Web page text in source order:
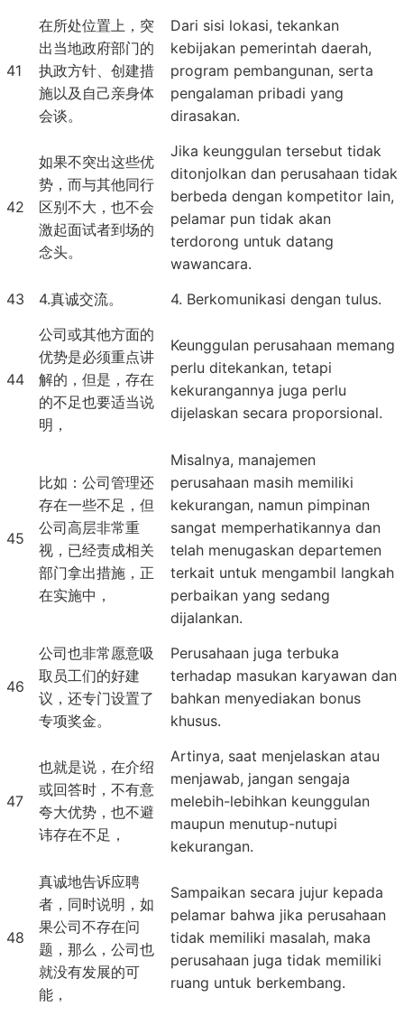
41
在所处位置上，突
出当地政府部门的
执政方针、创建措
施以及自己亲身体
会谈。
Dari sisi lokasi, tekankan
kebijakan pemerintah daerah,
program pembangunan, serta
pengalaman pribadi yang
dirasakan.
42
如果不突出这些优
势，而与其他同行
区别不大，也不会
激起面试者到场的
念头。
Jika keunggulan tersebut tidak
ditonjolkan dan perusahaan tidak
berbeda dengan kompetitor lain,
pelamar pun tidak akan
terdorong untuk datang
wawancara.
43
4.真诚交流。 4. Berkomunikasi dengan tulus.
44
公司或其他方面的
优势是必须重点讲
解的，但是，存在
的不足也要适当说
明，
Keunggulan perusahaan memang
perlu ditekankan, tetapi
kekurangannya juga perlu
dijelaskan secara proporsional.
45
比如：公司管理还
存在一些不足，但
公司高层非常重
视，已经责成相关
部门拿出措施，正
在实施中，
Misalnya, manajemen
perusahaan masih memiliki
kekurangan, namun pimpinan
sangat memperhatikannya dan
telah menugaskan departemen
terkait untuk mengambil langkah
perbaikan yang sedang
dijalankan.
46
公司也非常愿意吸
取员工们的好建
议，还专门设置了
专项奖金。
Perusahaan juga terbuka
terhadap masukan karyawan dan
bahkan menyediakan bonus
khusus.
47
也就是说，在介绍
或回答时，不有意
夸大优势，也不避
讳存在不足，
Artinya, saat menjelaskan atau
menjawab, jangan sengaja
melebih-lebihkan keunggulan
maupun menutup-nutupi
kekurangan.
48
真诚地告诉应聘
者，同时说明，如
果公司不存在问
题，那么，公司也
就没有发展的可
能，
Sampaikan secara jujur kepada
pelamar bahwa jika perusahaan
tidak memiliki masalah, maka
perusahaan juga tidak memiliki
ruang untuk berkembang.